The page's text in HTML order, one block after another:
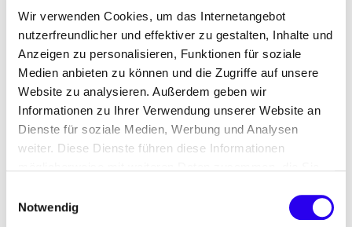
Wir verwenden Cookies, um das Internetangebot
nutzerfreundlicher und effektiver zu gestalten, Inhalte und
Anzeigen zu personalisieren, Funktionen für soziale
Medien anbieten zu können und die Zugriffe auf unsere
Website zu analysieren. Außerdem geben wir
Informationen zu Ihrer Verwendung unserer Website an
Dienste für soziale Medien, Werbung und Analysen
weiter. Diese Dienste führen diese Informationen
Nutzung der Dienste gesammelt haben.
Notwendig
wichtigen PV-Märkten weltweit.
Die Kurzstudien im Chartbericht-Format, die von
der dena erstellt wurden, enthalten folgende
Informationen:
Basisdaten (wirtschaftliche Entwicklung,
Analyse des Energie- & Strommarkts)
und aktuelle Änderungen der regulatorischen
Rahmenbedingungen)